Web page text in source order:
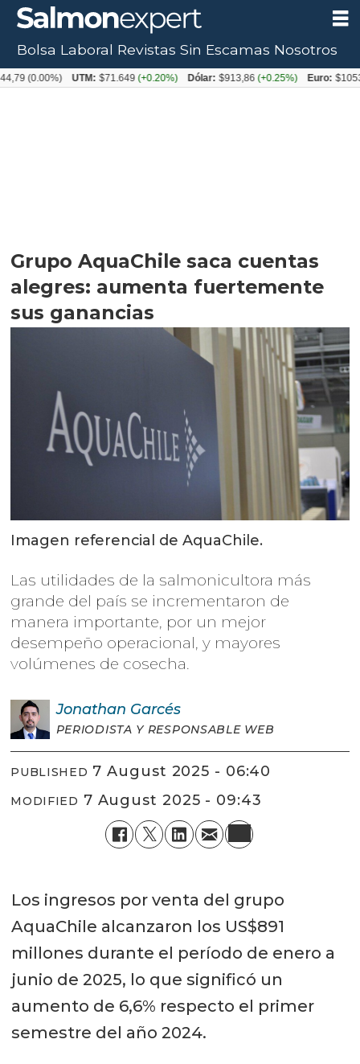
Grupo AquaChile saca cuentas
alegres: aumenta fuertemente
sus ganancias
Imagen referencial de AquaChile.
Las utilidades de la salmonicultora más
grande del país se incrementaron de
manera importante, por un mejor
desempeño operacional, y mayores
volúmenes de cosecha.
Jonathan Garcés
PERIODISTA Y RESPONSABLE WEB
PUBLISHED 7 August 2025 - 06:40
MODIFIED 7 August 2025 - 09:43
Los ingresos por venta del grupo
AquaChile alcanzaron los US$891
millones durante el período de enero a
junio de 2025, lo que significó un
aumento de 6,6% respecto el primer
semestre del año 2024.
Bolsa Laboral Revistas Sin Escamas Nosotros
UTM: $71.649(+0.20%) Dólar: $913,86(+0.25%) Euro: $1053,08(-